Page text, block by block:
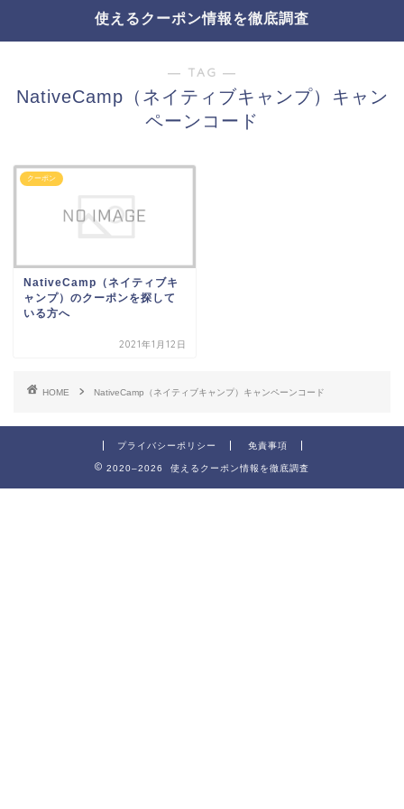
使えるクーポン情報を徹底調査
― TAG ―
NativeCamp（ネイティブキャンプ）キャン
ペーンコード
クーポン
NativeCamp（ネイティブキ
ャンプ）のクーポンを探して
いる方へ
2021年1月12日
HOME NativeCamp（ネイティブキャンプ）キャンペーンコード
プライバシーポリシー 免責事項
2020–2026 使えるクーポン情報を徹底調査